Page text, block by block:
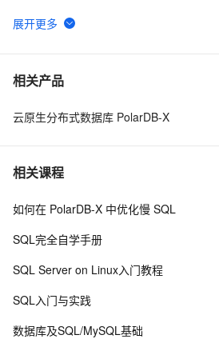
6
PolarDB-X最佳实践系列（三）：如何
7 Linux 环境 国产银河麒麟V10操作系统
8 PolarDB-X 集中式三节点高可用集群部
9
单机版 deb 包 教程
10[重磅更新]PolarDB-X V2.3 集中式和分
相关产品
云原生分布式数据库 PolarDB-X
相关课程
如何在 PolarDB-X 中优化慢 SQL
SQL完全自学手册
SQL Server on Linux入门教程
SQL入门与实践
数据库及SQL/MySQL基础